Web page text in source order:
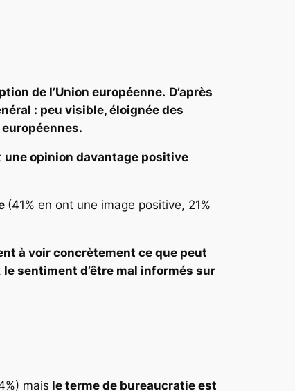
de l’Union européenne. D’après
: peu visible, éloignée des
une opinion davantage positive
(41% en ont une image positive, 21%
à voir concrètement ce que peut
le sentiment d’être mal informés sur
mais le terme de bureaucratie est